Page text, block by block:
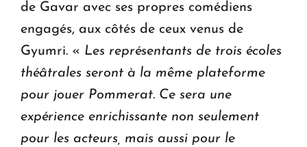
de Gavar avec ses propres comédiens
engagés, aux côtés de ceux venus de
Gyumri. « Les représentants de trois écoles
théâtrales seront à la même plateforme
pour jouer Pommerat. Ce sera une
expérience enrichissante non seulement
pour les acteurs, mais aussi pour le